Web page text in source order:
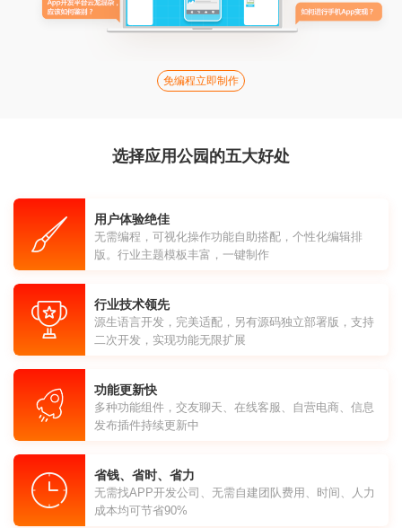
免编程立即制作
选择应用公园的五大好处
用户体验绝佳
无需编程，可视化操作功能自助搭配，个性化编辑排
版。行业主题模板丰富，一键制作
行业技术领先
源生语言开发，完美适配，另有源码独立部署版，支持
二次开发，实现功能无限扩展
功能更新快
多种功能组件，交友聊天、在线客服、自营电商、信息
发布插件持续更新中
省钱、省时、省力
无需找APP开发公司、无需自建团队费用、时间、人力
成本均可节省90%